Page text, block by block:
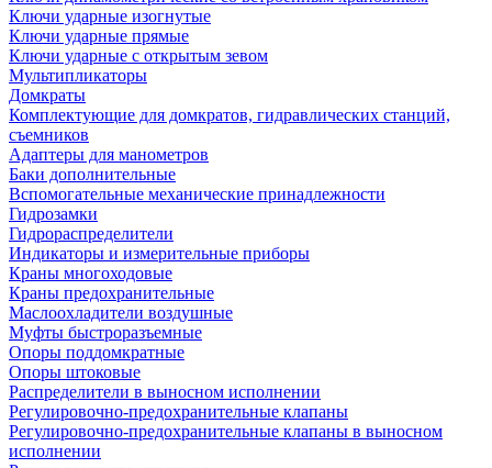
Ключи ударные изогнутые
Ключи ударные прямые
Ключи ударные с открытым зевом
Мультипликаторы
Домкраты
Комплектующие для домкратов, гидравлических станций,
съемников
Адаптеры для манометров
Баки дополнительные
Вспомогательные механические принадлежности
Гидрозамки
Гидрораспределители
Индикаторы и измерительные приборы
Краны многоходовые
Краны предохранительные
Маслоохладители воздушные
Муфты быстроразъемные
Опоры поддомкратные
Опоры штоковые
Распределители в выносном исполнении
Регулировочно-предохранительные клапаны
Регулировочно-предохранительные клапаны в выносном
исполнении